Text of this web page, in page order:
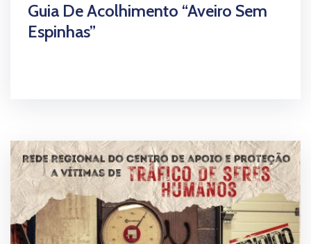
Guia De Acolhimento “Aveiro Sem
Espinhas”